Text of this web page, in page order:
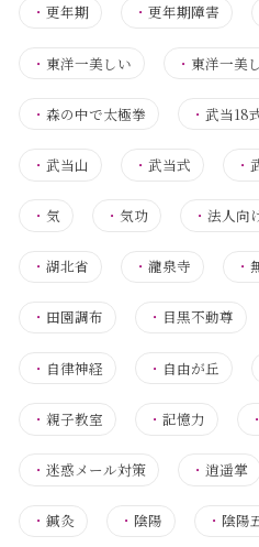
・ 更年期 ・更年期障害
・ 東洋一美しい ・ 東洋一美
・ 森の中で太極拳 ・武当18
・ 武当山 ・武当式 ・
・ 気 ・気功 ・法人向
・ 湖北省 ・瀧泉寺 ・
・ 田園調布 ・ 目黒不動尊
・ 自律神経 ・ 自由が丘
・ 親子教室 ・記憶力
・ 迷惑メール対策 ・逍遥掌
・ 鍼灸 ・ 陰陽 ・ 陰陽